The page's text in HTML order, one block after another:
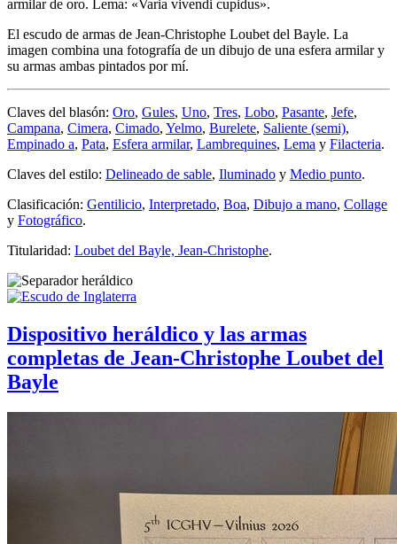
armilar de oro. Lema: «Varia vivendi cupidus».
El escudo de armas de Jean-Christophe Loubet del Bayle. La
imagen combina una fotografía de un dibujo de una esfera armilar y
su armas ambas pintados por mí.
Claves del blasón: Oro, Gules, Uno, Tres, Lobo, Pasante, Jefe,
Campana, Cimera, Cimado, Yelmo, Burelete, Saliente (semi),
Empinado a, Pata, Esfera armilar, Lambrequines, Lema y Filacteria.
Claves del estilo: Delineado de sable, Iluminado y Medio punto.
Clasificación: Gentilicio, Interpretado, Boa, Dibujo a mano, Collage
y Fotográfico.
Titularidad: Loubet del Bayle, Jean-Christophe.
Dispositivo heráldico y las armas
completas de Jean-Christophe Loubet del
Bayle